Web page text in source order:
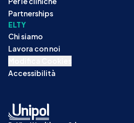
Partnerships
ELTY
Chi siamo
Lavora con noi
Accessibilità